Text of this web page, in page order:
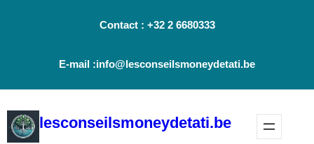
Contact : +32 2 6680333
E-mail :info@lesconseilsmoneydetati.be
lesconseilsmoneydetati.be